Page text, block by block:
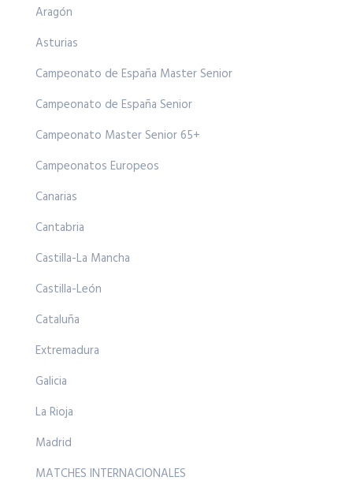
Aragón
Asturias
Campeonato de España Master Senior
Campeonato de España Senior
Campeonato Master Senior 65+
Campeonatos Europeos
Canarias
Cantabria
Castilla-La Mancha
Castilla-León
Cataluña
Extremadura
Galicia
La Rioja
Madrid
MATCHES INTERNACIONALES